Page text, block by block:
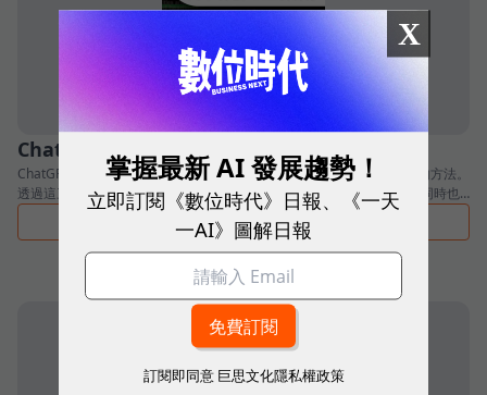
ChatGPT 客製化完全指南
ChatGPT 陸續推出新功能，包含三種協助使用者「客製化」ChatGPT 的方法。
透過這三種功能，使用者得以減少輸入 prompt 的重複性工作，降低；同時也
能一次性提高 ChatGPT 回應的準確度，改善後續的對話效率。
更多介紹
X
掌握最新 AI 發展趨勢！
立即訂閱《數位時代》日報、《一天
一AI》圖解日報
訂閱即同意 巨思文化隱私權政策